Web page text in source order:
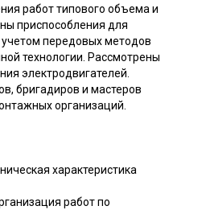
работ типового объема и
приспособления для
передовых методов
технологии. Рассмотрены
электродвигателей.
бригадиров и мастеров
организаций.
характеристика
работ по